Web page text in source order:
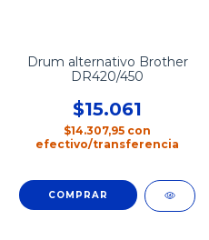
Drum alternativo Brother
DR420/450
$15.061
$14.307,95 con
efectivo/transferencia